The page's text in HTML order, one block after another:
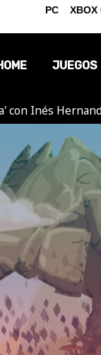
JUEGOS
con Inés
PC XBOX